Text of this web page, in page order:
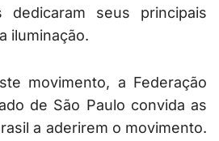
seus principais
iluminação.
movimento, a Federação
de São Paulo convida as
a aderirem o movimento.